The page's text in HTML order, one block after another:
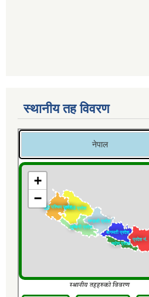
स्थानीय तह विवरण